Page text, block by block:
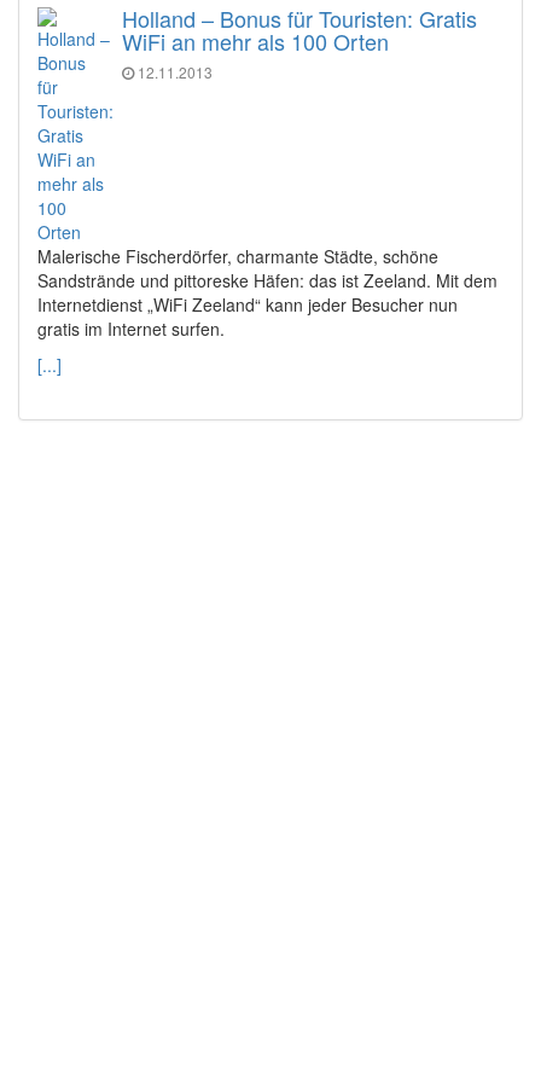
Holland – Bonus für Touristen: Gratis
WiFi an mehr als 100 Orten
12.11.2013
Malerische Fischerdörfer, charmante Städte, schöne
Sandstrände und pittoreske Häfen: das ist Zeeland. Mit dem
Internetdienst „WiFi Zeeland“ kann jeder Besucher nun
gratis im Internet surfen.
[...]